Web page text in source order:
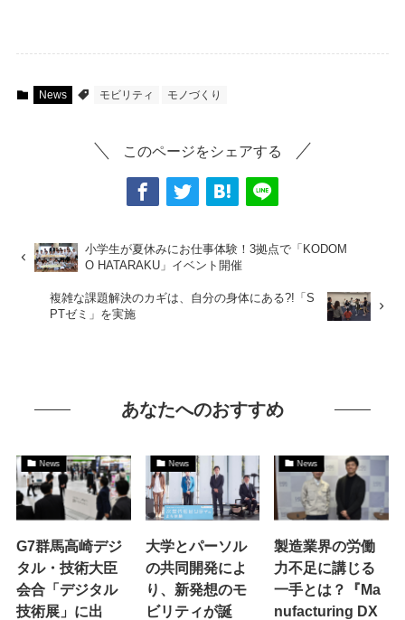
News モビリティ モノづくり
このページをシェアする
小学生が夏休みにお仕事体験！3拠点で「KODOM
O HATARAKU」イベント開催
複雑な課題解決のカギは、自分の身体にある?!「S
PTゼミ」を実施
あなたへのおすすめ
News
G7群馬高崎デジ
タル・技術大臣
会合「デジタル
技術展」に出
News
大学とパーソル
の共同開発によ
り、新発想のモ
ビリティが誕
News
製造業界の労働
力不足に講じる
一手とは？『Ma
nufacturing DX